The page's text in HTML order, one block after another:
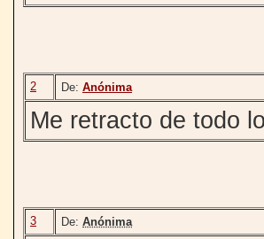
2 De: Anónima
Me retracto de todo
3 De: Anónima